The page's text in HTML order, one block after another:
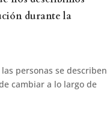
durante la
personas se describen
cambiar a lo largo de